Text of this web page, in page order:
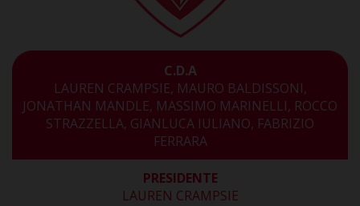
C.D.A
LAUREN CRAMPSIE, MAURO BALDISSONI,
JONATHAN MANDLE, MASSIMO MARINELLI, ROCCO
STRAZZELLA, GIANLUCA IULIANO, FABRIZIO
FERRARA
PRESIDENTE
LAUREN CRAMPSIE